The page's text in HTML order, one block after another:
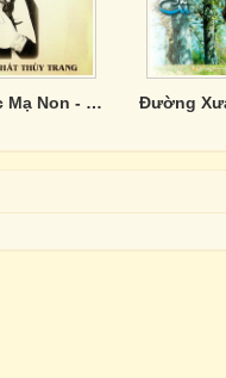
Hương Tóc Mạ Non - Thùy Trang